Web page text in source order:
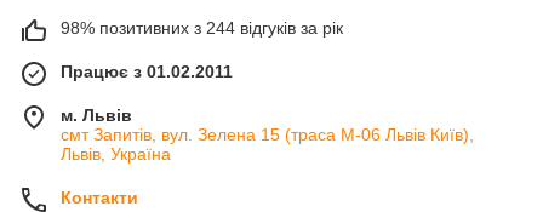
98% позитивних з 244 відгуків за рік
Працює з 01.02.2011
м. Львів
смт Запитів, вул. Зелена 15 (траса М-06 Львів Київ),
Львів, Україна
Контакти